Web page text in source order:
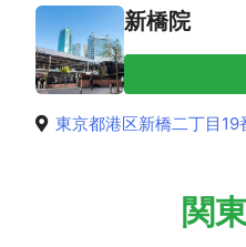
新橋院
東京都港区新橋二丁目
関